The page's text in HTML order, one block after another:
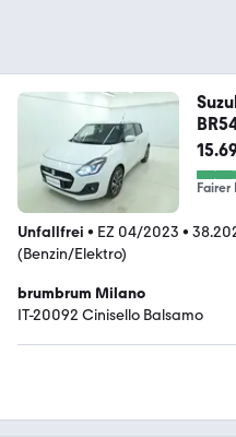
Fairer
Unfallfrei • EZ 04/2023 •
(Benzin/Elektro)
brumbrum Milano
IT-20092 Cinisello Balsamo